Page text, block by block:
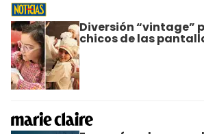
Diversión “vintage”
chicos de las